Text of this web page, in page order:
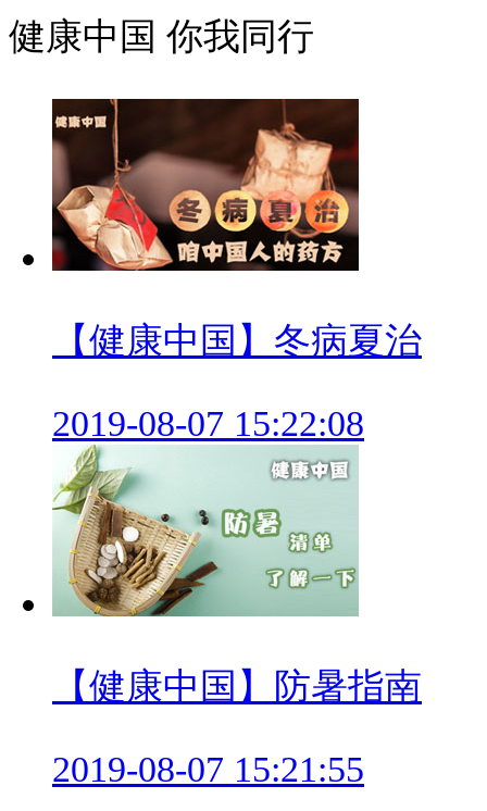
健康中国 你我同行
【健康中国】冬病夏治
2019-08-07 15:22:08
【健康中国】防暑指南
2019-08-07 15:21:55